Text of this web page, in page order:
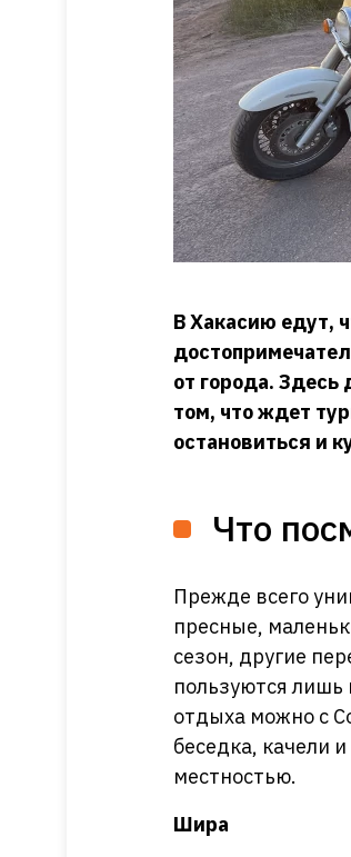
В Хакасию едут,
от города. Здесь
том, что ждет
остановиться и
Что
Прежде всего
пресные,
сезон, другие
пользуются лишь
отдыха можно с
беседка, качели
местностью.
Шира